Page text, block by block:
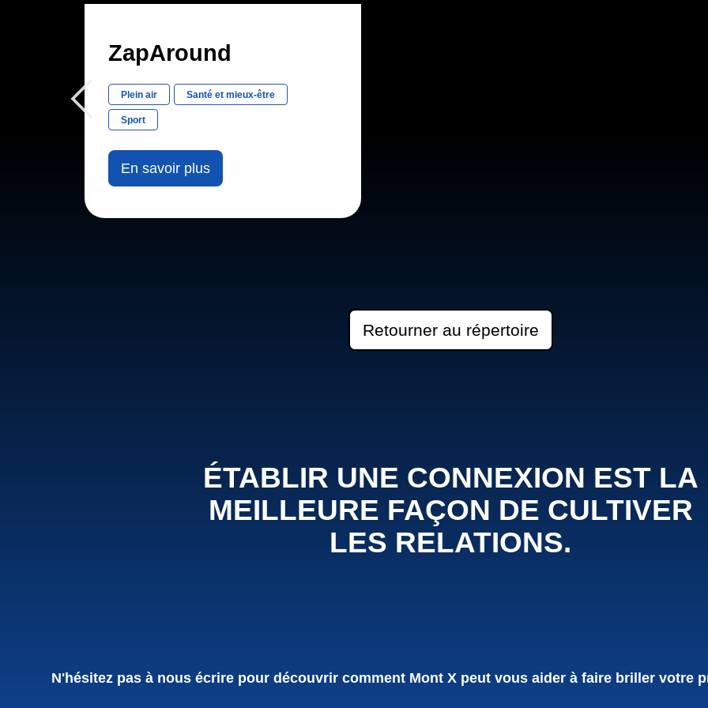
ZapAround
Plein air Santé et mieux-être
Sport
En savoir plus
Retourner au répertoire
ÉTABLIR UNE CONNEXION EST LA
MEILLEURE FAÇON DE CULTIVER
LES RELATIONS.
NousN'hésitez pas à nous écrire pour découvrir comment Mont X peut vous aider à faire briller votre